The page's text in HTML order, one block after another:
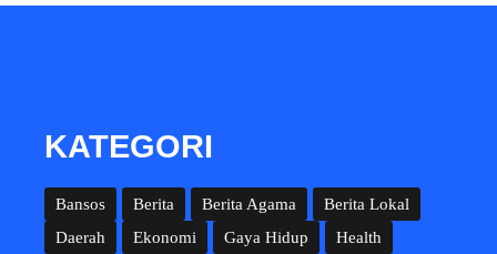
KATEGORI
Bansos Berita Berita Agama
Berita Lokal
Daerah
Ekonomi Gaya Hidup
Health